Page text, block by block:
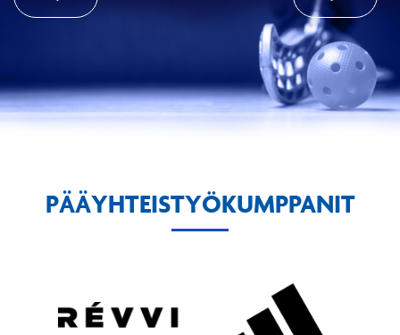
PÄÄYHTEISTYÖKUMPPANIT